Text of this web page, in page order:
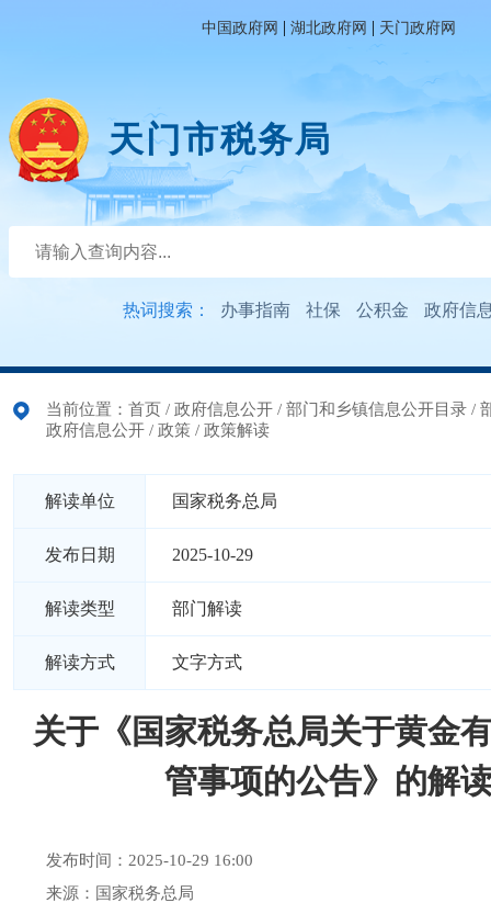
中国政府网 | 湖北政府网 | 天门政府网
天门市税务局
热词搜索： 办事指南 社保 公积金 政府信
当前位置： 首页 / 政府信息公开 / 部门和乡镇信息公开目录 /
政府信息公开 / 政策 / 政策解读
解读单位 国家税务总局
发布日期 2025-10-29
解读类型 部门解读
解读方式 文字方式
关于《国家税务总局关于黄金
管事项的公告》的解
发布时间：2025-10-29 16:00
来源：国家税务总局